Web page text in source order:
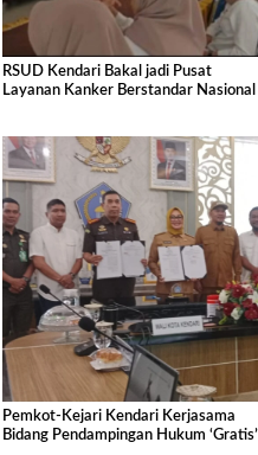
RSUD Kendari Bakal jadi Pusat
Layanan Kanker Berstandar Nasional
Pemkot-Kejari Kendari Kerjasama
Bidang Pendampingan Hukum ‘Gratis’